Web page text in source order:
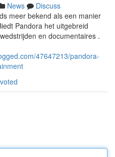
News
Discuss
meer bekend als een manier
Pandora het uitgebreid
en documentaires .
47647213/pandora-